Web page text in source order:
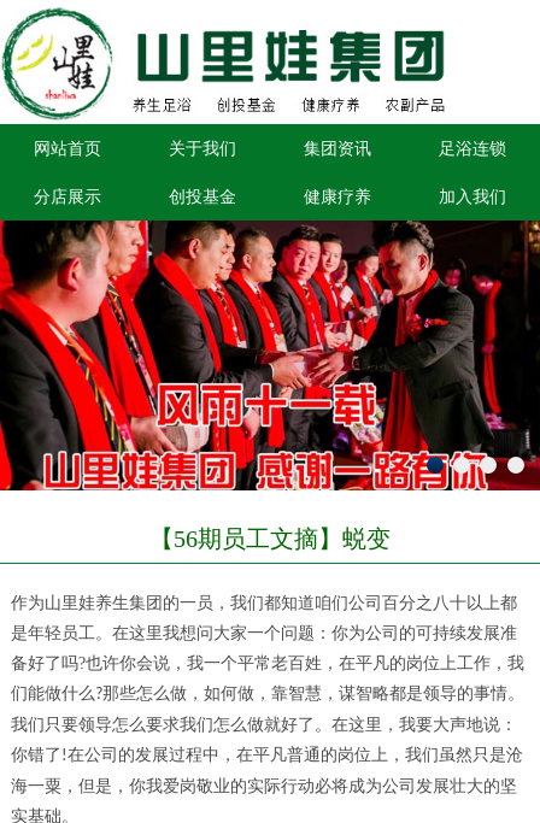
网站首页 关于我们 集团资讯 足浴连锁
分店展示 创投基金 健康疗养 加入我们
【56期员工文摘】蜕变
作为山里娃养生集团的一员，我们都知道咱们公司百分之八十以上都
是年轻员工。在这里我想问大家一个问题：你为公司的可持续发展准
备好了吗?也许你会说，我一个平常老百姓，在平凡的岗位上工作，我
们能做什么?那些怎么做，如何做，靠智慧，谋智略都是领导的事情。
我们只要领导怎么要求我们怎么做就好了。在这里，我要大声地说：
你错了 !在公司的发展过程中，在平凡普通的岗位上，我们虽然只是沧
海一粟，但是，你我爱岗敬业的实际行动必将成为公司发展壮大的坚
实基础。